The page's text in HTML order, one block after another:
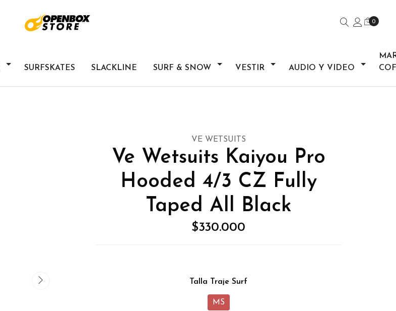
0
SURFSKATES SLACKLINE SURF & SNOW VESTIR AUDIO Y VIDEO
VE WETSUITS
Ve Wetsuits Kaiyou Pro
Hooded 4/3 CZ Fully
Taped All Black
$330.000
Talla Traje Surf
MS